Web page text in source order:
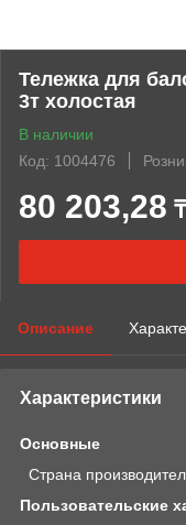
Тележка для
3т холостая
В наличии
Код: 1004476
80 203,28 ₸
Описание
Характеристики
Основные
Страна
Пользовательские